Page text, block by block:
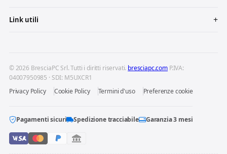
Link utili
© 2026 BresciaPC Srl. Tutti i diritti riservati. bresciapc.com P.IVA:
04007950985 · SDI: M5UXCR1
Privacy Policy
Cookie Policy Termini d'uso Preferenze cookie
Pagamenti sicuri Spedizione tracciabile Garanzia 3 mesi